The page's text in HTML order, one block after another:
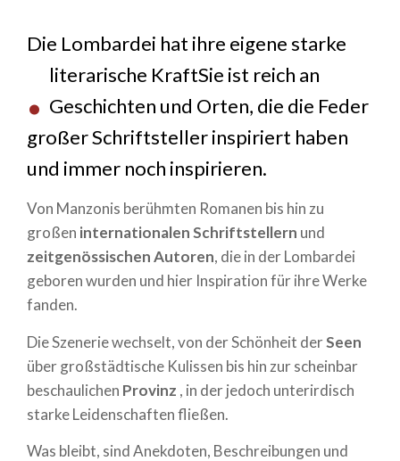
Die Lombardei hat ihre eigene starke
literarische Kraft
.
Sie ist reich an
Geschichten und Orten, die die Feder
großer Schriftsteller inspiriert haben
und immer noch inspirieren.
Von Manzonis berühmten Romanen bis hin zu
großen internationalen Schriftstellern und
zeitgenössischen Autoren, die in der Lombardei
geboren wurden und hier Inspiration für ihre Werke
fanden.
Die Szenerie wechselt, von der Schönheit derSeen
über großstädtische Kulissen bis hin zur scheinbar
beschaulichen Provinz , in der jedoch unterirdisch
starke Leidenschaften fließen.
Was bleibt, sind Anekdoten, Beschreibungen und